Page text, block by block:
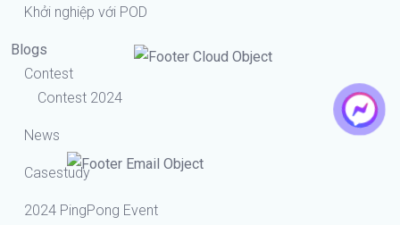
Khởi nghiệp với POD
Blogs
Contest
Contest 2024
News
Casestudy
2024 PingPong Event